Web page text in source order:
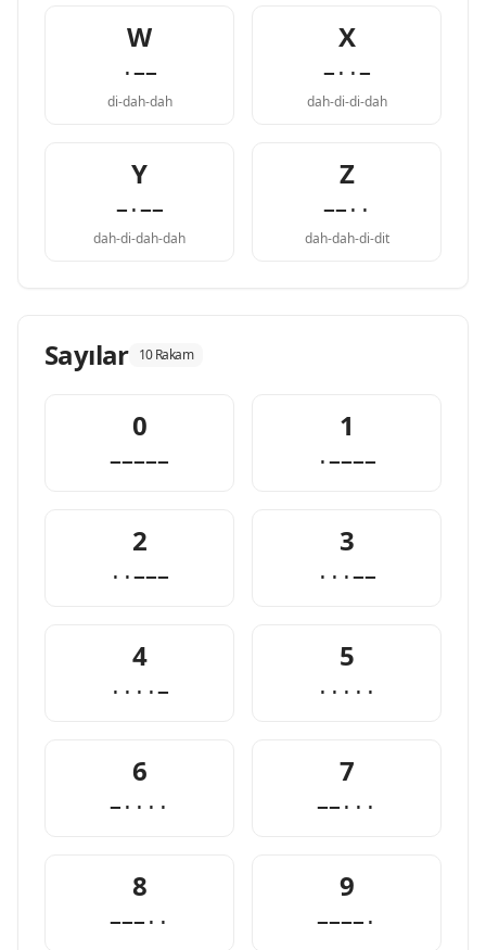
W
·−−
di-dah-dah
X
−··−
dah-di-di-dah
Y
−·−−
dah-di-dah-dah
Z
−−··
dah-dah-di-dit
Sayılar 10 Rakam
0
−−−−−
1
·−−−−
2
··−−−
3
···−−
4
····−
5
·····
6
−····
7
−−···
8
−−−··
9
−−−−·